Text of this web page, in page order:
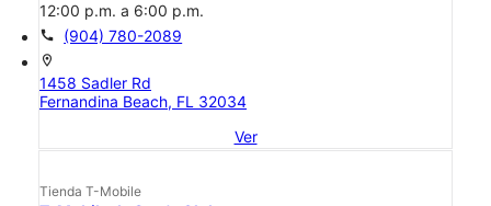
12:00 p.m. a 6:00 p.m.
call (904) 780-2089
location_on
1458 Sadler Rd
Fernandina Beach, FL 32034
Ver
Tienda T-Mobile